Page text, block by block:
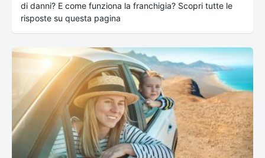
di danni? E come funziona la franchigia? Scopri tutte le
risposte su questa pagina